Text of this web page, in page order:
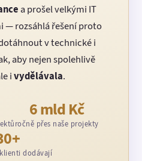
a prošel velkými IT
— rozsáhlá řešení proto
v technické i
aby nejen spolehlivě
ivydělávala.
6 mld Kč
ročně přes naše projekty
dodávají